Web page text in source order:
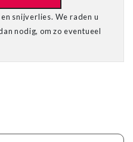
snijverlies. We raden u
nodig, om zo eventueel